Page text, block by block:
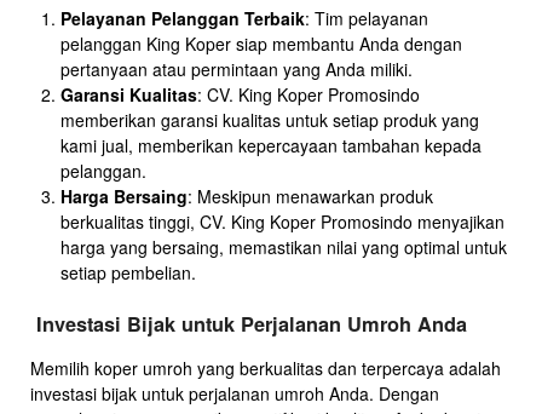
Pelayanan Pelanggan Terbaik: Tim pelayanan
pelanggan King Koper siap membantu Anda dengan
pertanyaan atau permintaan yang Anda miliki.
Garansi Kualitas: CV. King Koper Promosindo
memberikan garansi kualitas untuk setiap produk yang
kami jual, memberikan kepercayaan tambahan kepada
pelanggan.
Harga Bersaing: Meskipun menawarkan produk
berkualitas tinggi, CV. King Koper Promosindo menyajikan
harga yang bersaing, memastikan nilai yang optimal untuk
setiap pembelian.
Investasi Bijak untuk Perjalanan Umroh Anda
Memilih koper umroh yang berkualitas dan terpercaya adalah
investasi bijak untuk perjalanan umroh Anda. Dengan